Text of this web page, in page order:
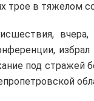
трое в тяжелом
избрал
под стражей